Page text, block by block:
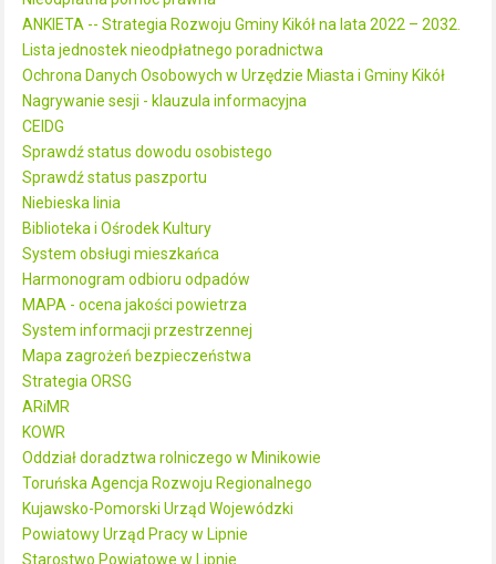
ANKIETA -- Strategia Rozwoju Gminy Kikół na lata 2022 – 2032.
Lista jednostek nieodpłatnego poradnictwa
Ochrona Danych Osobowych w Urzędzie Miasta i Gminy Kikół
Nagrywanie sesji - klauzula informacyjna
CEIDG
Sprawdź status dowodu osobistego
Sprawdź status paszportu
Niebieska linia
Biblioteka i Ośrodek Kultury
System obsługi mieszkańca
Harmonogram odbioru odpadów
MAPA - ocena jakości powietrza
System informacji przestrzennej
Mapa zagrożeń bezpieczeństwa
Strategia ORSG
ARiMR
KOWR
Oddział doradztwa rolniczego w Minikowie
Toruńska Agencja Rozwoju Regionalnego
Kujawsko-Pomorski Urząd Wojewódzki
Powiatowy Urząd Pracy w Lipnie
Starostwo Powiatowe w Lipnie